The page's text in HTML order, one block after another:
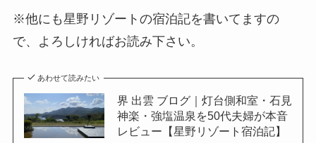
※他にも星野リゾートの宿泊記を書いてますの
で、よろしければお読み下さい。
あわせて読みたい
界 出雲 ブログ｜灯台側和室・石見
神楽・強塩温泉を50代夫婦が本音
レビュー【星野リゾート宿泊記】